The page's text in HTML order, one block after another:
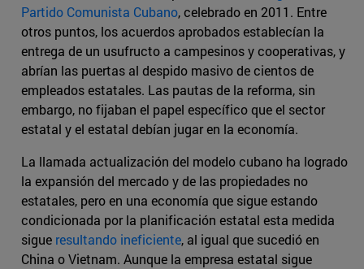
Partido Comunista Cubano, celebrado en 2011. Entre
otros puntos, los acuerdos aprobados establecían la
entrega de un usufructo a campesinos y cooperativas, y
abrían las puertas al despido masivo de cientos de
empleados estatales. Las pautas de la reforma, sin
embargo, no fijaban el papel específico que el sector
estatal y el estatal debían jugar en la economía.
La llamada actualización del modelo cubano ha logrado
la expansión del mercado y de las propiedades no
estatales, pero en una economía que sigue estando
condicionada por la planificación estatal esta medida
sigue resultando ineficiente, al igual que sucedió en
China o Vietnam. Aunque la empresa estatal sigue